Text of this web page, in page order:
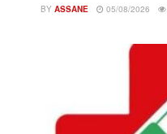
BY ASSANE 05/08/2026